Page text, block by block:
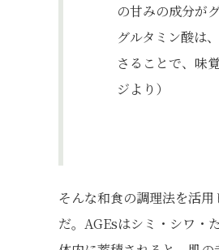
の甘みの成分が
グルタミン酸は
さることで、味
ジより）
そんな和食の調理法を活
だ。AGEsはシミ・シワ・